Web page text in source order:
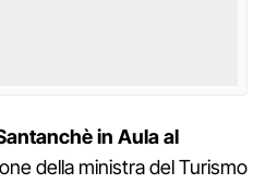
in Aula al
della ministra del Turismo